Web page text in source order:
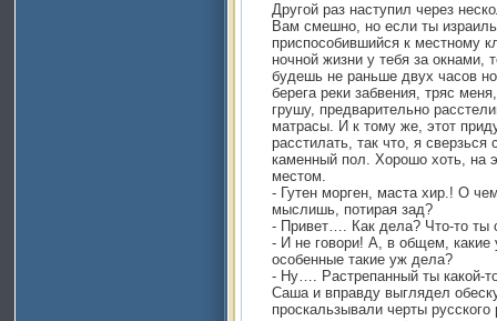
Другой раз наступил через
Вам смешно, но если ты
приспособившийся к местному
ночной жизни у тебя за окнами,
будешь не раньше двух часов
берега реки забвения, тряс
грушу, предварительно
матрасы. И к тому же, этот
расстилать, так что, я сверзься
каменный пол. Хорошо хоть, на
местом.
- Гутен морген, маста хир.! О
мыслишь, потирая зад?
- Привет…. Как дела? Что-то ты
- И не говори! А, в общем, какие
особенные такие уж дела?
- Ну…. Растрепанный ты какой-
Саша и вправду выглядел
проскальзывали черты